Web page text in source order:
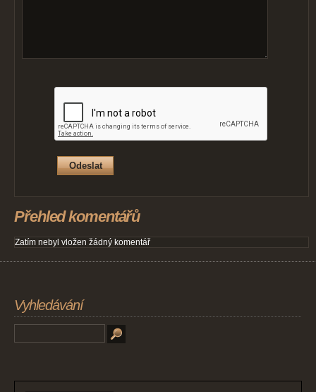
Přehled komentářů
Zatím nebyl vložen žádný komentář
Vyhledávání